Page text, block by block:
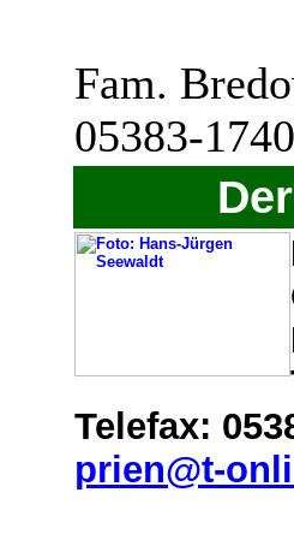
Fam.
05383-
Telefax:
prien@t-